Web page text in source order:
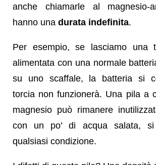
anche chiamarle al magnesio-
hanno una durata indefinita.
Per esempio, se lasciamo una
alimentata con una normale
su uno scaffale, la batteria si
torcia non funzionerà. Una pila a
magnesio può rimanere
con un po’ di acqua salata, si
qualsiasi condizione.